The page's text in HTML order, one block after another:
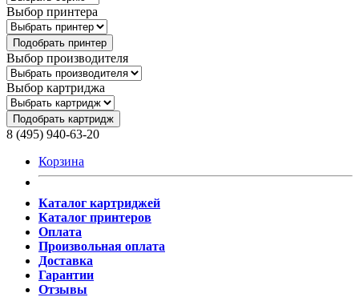
Выбор принтера
Подобрать принтер
Выбор производителя
Выбор картриджа
Подобрать картридж
8 (495) 940-63-20
Корзина
Каталог картриджей
Каталог принтеров
Оплата
Произвольная оплата
Доставка
Гарантии
Отзывы